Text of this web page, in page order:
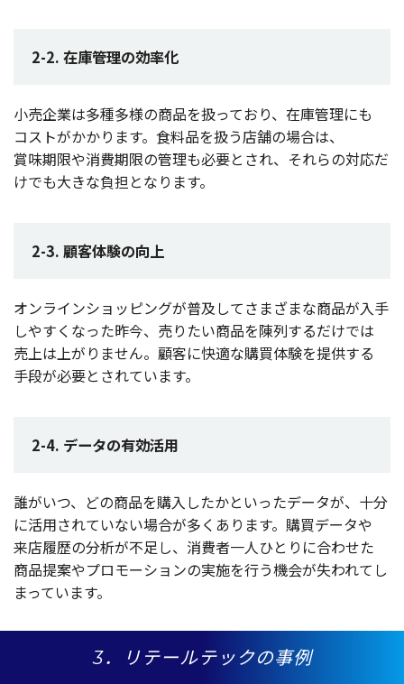
2-2. 在庫管理の効率化
小売企業は多種多様の商品を扱っており、 在庫管理にも
コストがかかります。 食料品を扱う店舗の場合は、
賞味期限や消費期限の管理も必要とされ、それらの対応だ
けでも大きな負担となります。
2-3. 顧客体験の向上
オンラインショッピングが普及してさまざまな商品が入手
しやすくなった昨今、売りたい商品を陳列するだけでは
売上は上がりません。 顧客に快適な購買体験を提供する
手段が必要とされています。
2-4. データの有効活用
誰がいつ、どの商品を購入 したかといったデータが、 十分
に活用されていない場合が多くあります。 購買データや
来店履歴の分析が不足し、 消費者一人 ひとりに合わせた
商品提案やプロモーションの実施を行う機会が失われてし
まっています。
3．リテールテックの事例